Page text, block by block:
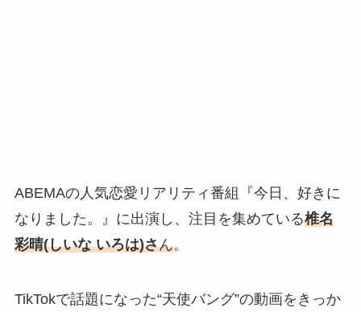
ABEMAの人気恋愛リアリティ番組『今日、好きに
なりました。』に出演し、注目を集めている椎名
彩晴(しいな いろは)さん。
TikTokで話題になった“天使バング”の動画をきっか